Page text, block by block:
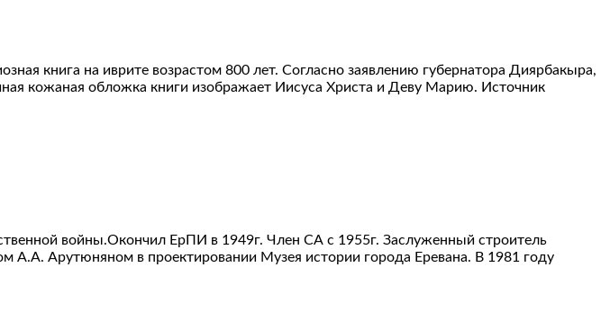
книга на иврите возрастом 800 лет. Согласно заявлению губернатора Диярбакыра,
кожаная обложка книги изображает Иисуса Христа и Деву Марию. Источник
войны.Окончил ЕрПИ в 1949г. Член СА с 1955г. Заслуженный строитель
А.А. Арутюняном в проектировании Музея истории города Еревана. В 1981 году